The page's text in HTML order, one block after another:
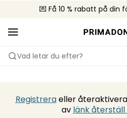
💌 Få 10 % rabatt på din
🚚 Fri leverans vid
🌍 Säljs i 67
Vad letar du efter?
Registreraeller
av länk återställ